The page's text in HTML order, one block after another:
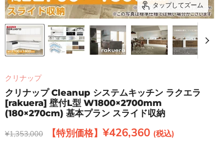
タップしてズーム
クリナップ
クリナップ Cleanup システムキッチン ラクエラ
[rakuera] 壁付L型 W1800×2700mm
(180×270cm) 基本プラン スライド収納
元の価格
¥1,353,000 現在の価格
¥426,360